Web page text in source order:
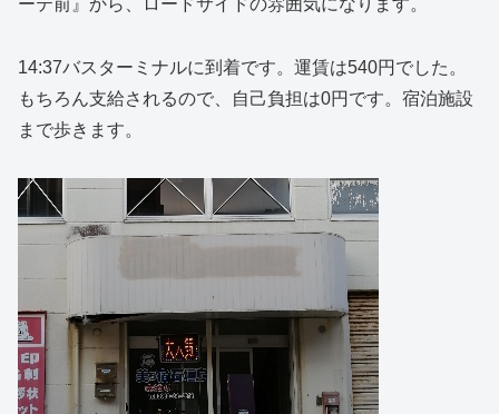
ーテ前』から、ロードサイドの雰囲気になります。
14:37バスターミナルに到着です。運賃は540円でした。
もちろん支給されるので、自己負担は0円です。宿泊施設
まで歩きます。